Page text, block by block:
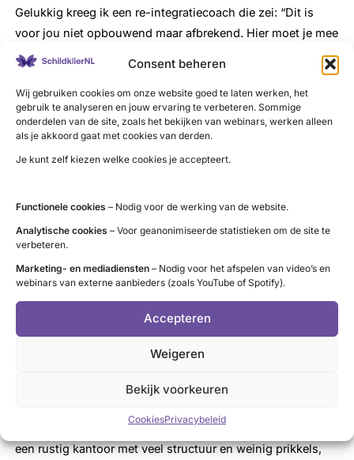
Consent beheren
Wij gebruiken cookies om onze website goed te laten werken, het
gebruik te analyseren en jouw ervaring te verbeteren. Sommige
onderdelen van de site, zoals het bekijken van webinars, werken alleen
als je akkoord gaat met cookies van derden.
Je kunt zelf kiezen welke cookies je accepteert.
Functionele cookies – Nodig voor de werking van de website.
Analytische cookies – Voor geanonimiseerde statistieken om de site te
verbeteren.
Marketing- en mediadiensten – Nodig voor het afspelen van video’s en
webinars van externe aanbieders (zoals YouTube of Spotify).
Accepteren
Weigeren
Bekijk voorkeuren
CookiesPrivacybeleid
Gelukkig kreeg ik een re-integratiecoach die zei: “Dit is
voor jou niet opbouwend maar afbrekend. Hier moet je mee
stoppen”.’
arbeidsmarkt te komen, terwijl ze graag iets voor de
maatschappij doet. ‘Als je hoger opgeleid bent, verwacht
meestal voor meer uren per week dan ik aankan. Het is
zeggen ze dat ik geen
koffie mag schenken als vrijwilliger, omdat ik meer kan.
Maar bij vrijwilligerswerk op mijn niveau betreft het
functies waar je voor langere tijd aan verbonden moet zijn.
Terwijl ik juist weer moet beginnen met betaald werk
straks. Ondertussen zit ik al twee jaar thuis, voor de
tweede keer.’
werkervaringsplek te vinden voor Marjolein. Een plek op
een rustig kantoor met veel structuur en weinig prikkels,